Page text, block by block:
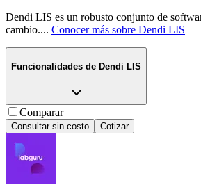
Dendi LIS es un robusto conjunto de
cambio.... Conocer más sobre Dendi LIS
Funcionalidades de Dendi LIS
Comparar
Consultar sin costo Cotizar